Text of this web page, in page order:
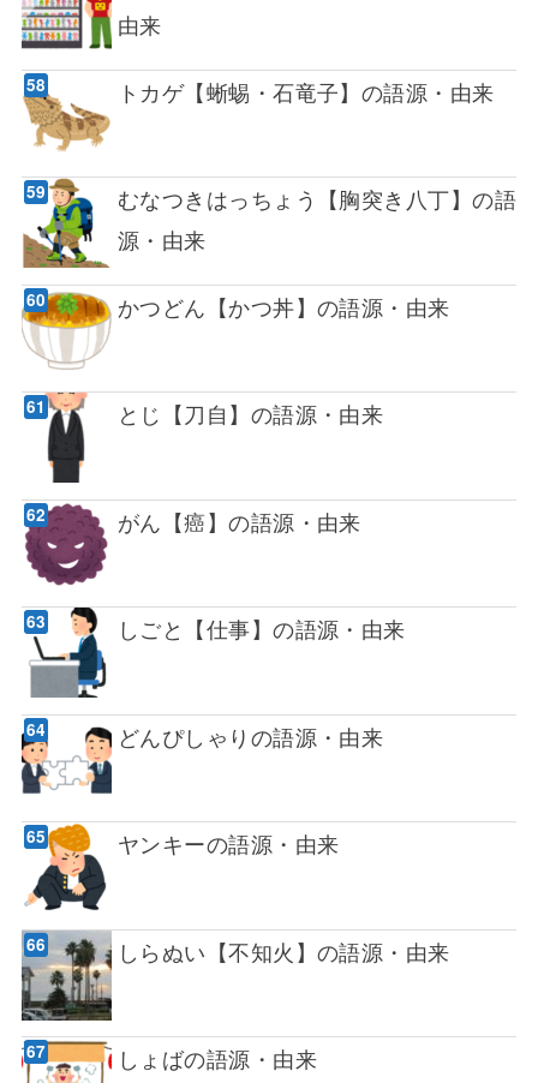
由来
トカゲ【蜥蜴・石竜子】の語源・由来
むなつきはっちょう【胸突き八丁】の語
源・由来
かつどん【かつ丼】の語源・由来
とじ【刀自】の語源・由来
がん【癌】の語源・由来
しごと【仕事】の語源・由来
どんぴしゃりの語源・由来
ヤンキーの語源・由来
しらぬい【不知火】の語源・由来
しょばの語源・由来